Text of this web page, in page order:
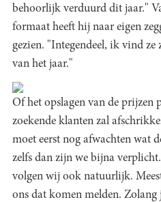
behoorlijk verduurd dit jaar."
formaat heeft hij naar eigen
gezien. "Integendeel, ik vind
van het jaar."
Of het opslagen van de prijzen
zoekende klanten zal
moet eerst nog afwachten wat
zelfs dan zijn we bijna
volgen wij ook natuurlijk.
ons dat komen melden. Zolang